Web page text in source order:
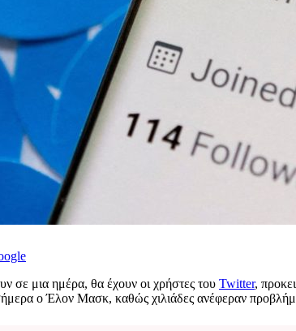
σε μια ημέρα, θα έχουν οι χρήστες του Twitter,
ο Έλον Μασκ, καθώς χιλιάδες ανέφεραν